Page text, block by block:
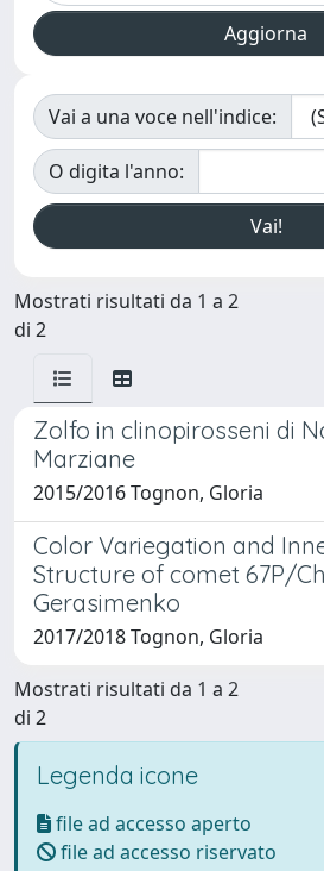
Vai a una voce nell'indice:
O digita l'anno:
Mostrati risultati da 1 a 2
di 2
Zolfo in clinopirosseni di
Marziane
2015/2016 Tognon, Gloria
Color Variegation and
Structure of comet 67P/
Gerasimenko
2017/2018 Tognon, Gloria
Mostrati risultati da 1 a 2
di 2
Legenda icone
file ad accesso aperto
file ad accesso riservato